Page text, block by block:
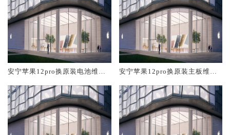
安宁苹果12pro换原装电池维修
安宁苹果12pro换原装主板维修